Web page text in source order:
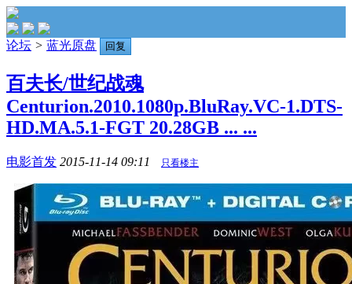
论坛 > 蓝光原盘 回复
百夫长/世纪战魂
Centurion.2010.1080p.BluRay.VC-1.DTS-
HD.MA.5.1-FGT 20.28GB ... ...
电影首发 2015-11-14 09:11 只看楼主